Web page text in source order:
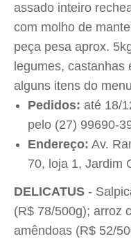
assado inteiro
com molho de
peça pesa aprox.
legumes, castanhas
alguns itens do
Pedidos: até 18/
pelo (27) 99690-
Endereço: Av.
70, loja 1, Jardim
DELICATUS -
(R$ 78/500g); arroz
amêndoas (R$ 52/